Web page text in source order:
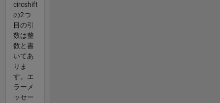
circshift
の2つ
目の引
数は整
数と書
いてあ
りま
す。エ
ラーメ
ッセー